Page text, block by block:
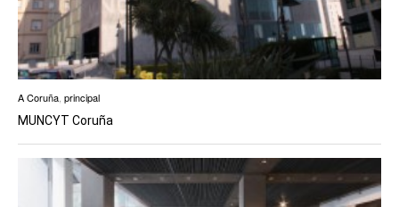
A Coruña principal
MUNCYT Coruña